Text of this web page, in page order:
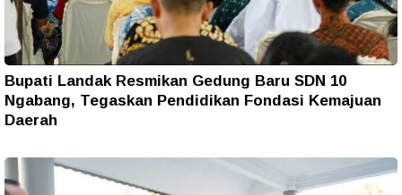
Bupati Landak Resmikan Gedung Baru SDN 10
Ngabang, Tegaskan Pendidikan Fondasi Kemajuan
Daerah